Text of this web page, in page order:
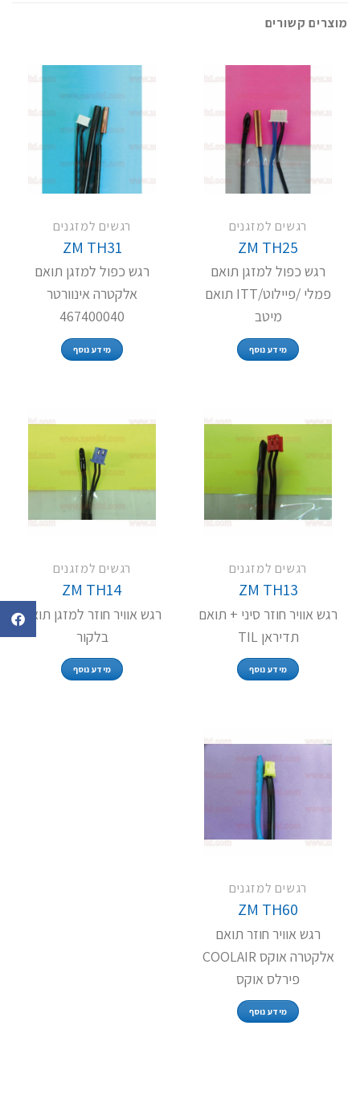
מוצרים קשורים
רגשים למזגנים
ZM TH25
רגש כפול למזגן תואם
פמלי /פיילוט/ITT תואם
מיטב
מידע נוסף
רגשים למזגנים
ZM TH31
רגש כפול למזגן תואם
אלקטרה אינוורטר
467400040
מידע נוסף
רגשים למזגנים
ZM TH13
רגש אוויר חוזר סיני + תואם
תדיראן TIL
מידע נוסף
רגשים למזגנים
ZM TH14
רגש אוויר חוזר למזגן תואם
בלקור
מידע נוסף
רגשים למזגנים
ZM TH60
רגש אוויר חוזר תואם
אלקטרה אוקס COOLAIR
פירלס אוקס
מידע נוסף